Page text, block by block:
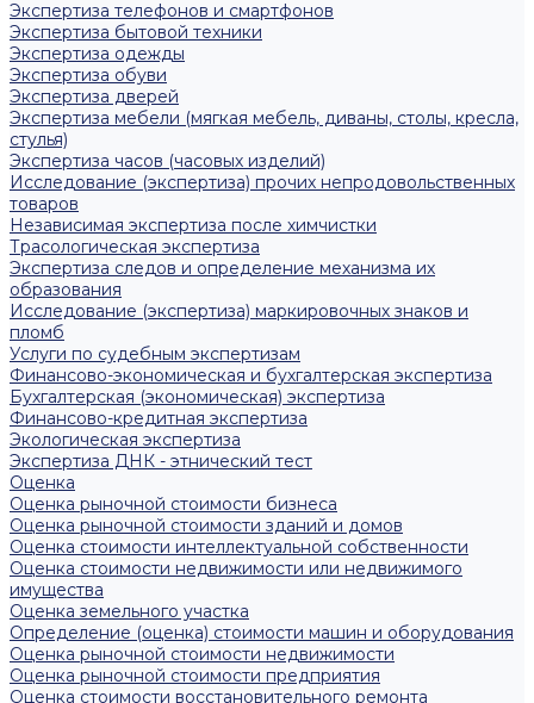
Экспертиза телефонов и смартфонов
Экспертиза бытовой техники
Экспертиза одежды
Экспертиза обуви
Экспертиза дверей
Экспертиза мебели (мягкая мебель, диваны, столы, кресла,
стулья)
Экспертиза часов (часовых изделий)
Исследование (экспертиза) прочих непродовольственных
товаров
Независимая экспертиза после химчистки
Трасологическая экспертиза
Экспертиза следов и определение механизма их
образования
Исследование (экспертиза) маркировочных знаков и
пломб
Услуги по судебным экспертизам
Финансово-экономическая и бухгалтерская экспертиза
Бухгалтерская (экономическая) экспертиза
Финансово-кредитная экспертиза
Экологическая экспертиза
Экспертиза ДНК - этнический тест
Оценка
Оценка рыночной стоимости бизнеса
Оценка рыночной стоимости зданий и домов
Оценка стоимости интеллектуальной собственности
Оценка стоимости недвижимости или недвижимого
имущества
Оценка земельного участка
Определение (оценка) стоимости машин и оборудования
Оценка рыночной стоимости недвижимости
Оценка рыночной стоимости предприятия
Оценка стоимости восстановительного ремонта